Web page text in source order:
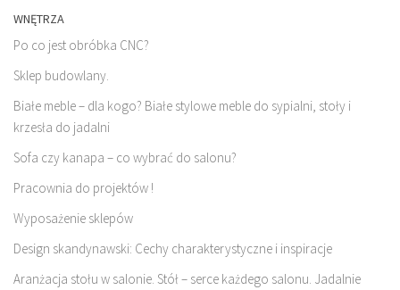
WNĘTRZA
Po co jest obróbka CNC?
Sklep budowlany.
Białe meble – dla kogo? Białe stylowe meble do sypialni, stoły i
krzesła do jadalni
Sofa czy kanapa – co wybrać do salonu?
Pracownia do projektów !
Wyposażenie sklepów
Design skandynawski: Cechy charakterystyczne i inspiracje
Aranżacja stołu w salonie. Stół – serce każdego salonu. Jadalnie